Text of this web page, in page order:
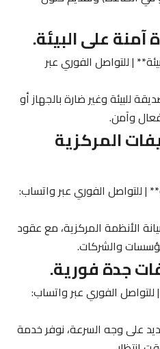
على البيئة.
| للتواصل الفوري عبر
للبيئة وغير ضارة بالجهاز أو
وآمن.
المركزية
| للتواصل الفوري عبر واتساب:
الأنظمة المركزية، مع عقود
والشركات.
جدة فورية.
الفوري عبر واتساب:
على وجه السرعة، نوفر خدمة